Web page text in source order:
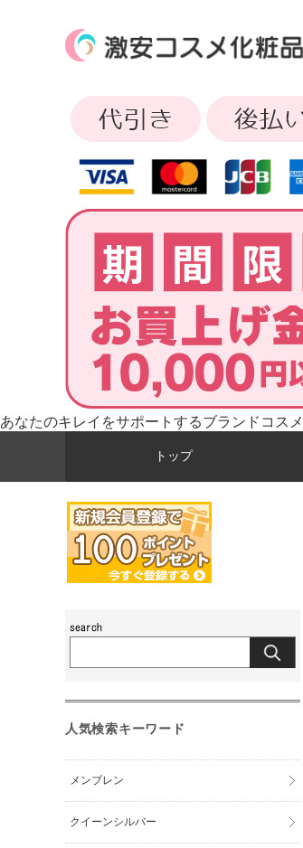
あなたのキレイをサポートするブランドコス
トップ
人気検索キーワード
メンブレン
クイーンシルバー